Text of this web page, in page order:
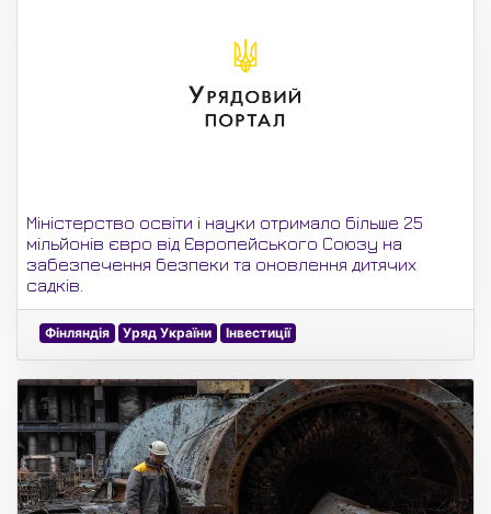
Міністерство освіти і науки отримало більше 25
мільйонів євро від Європейського Союзу на
забезпечення безпеки та оновлення дитячих
садків.
Фінляндія Уряд України Інвестиції